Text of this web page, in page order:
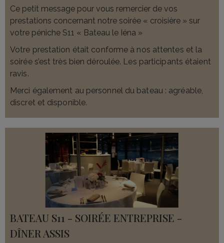
Ce petit message pour vous remercier de vos
prestations concernant notre soirée « croisière » sur
votre péniche S11 « Bateau le Iéna »
Votre prestation était conforme à nos attentes et la
soirée s’est très bien déroulée. Les participants étaient
ravis.
Merci également au personnel du bateau : agréable,
discret et disponible.
Au plaisir de vous retrouver une prochaine fois pour
une nouvelle prestation.
Bien cordialement.
Martine D. - CM CIC EPARGNE SALARIALE
BATEAU S11 - SOIRÉE ENTREPRISE -
DÎNER ASSIS